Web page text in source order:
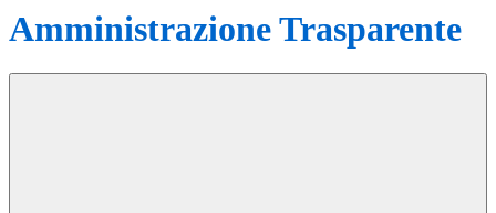
Amministrazione Trasparente